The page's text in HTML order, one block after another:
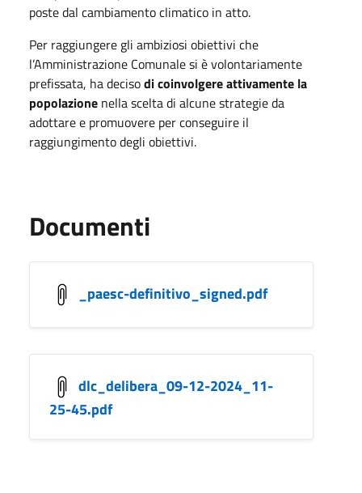
poste dal cambiamento climatico in atto.
Per raggiungere gli ambiziosi obiettivi che
l’Amministrazione Comunale si è volontariamente
prefissata, ha decisodi coinvolgere attivamente la
popolazione nella scelta di alcune strategie da
adottare e promuovere per conseguire il
raggiungimento degli obiettivi.
Documenti
_paesc-definitivo_signed.pdf
dlc_delibera_09-12-2024_11-
25-45.pdf